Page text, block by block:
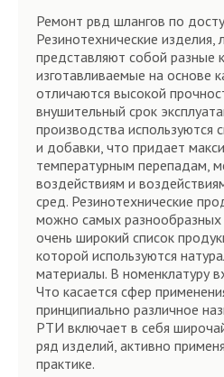
Ремонт рвд шлангов по
Резинотехнические
представляют собой разные
изготавливаемые на основе
отличаются высокой
внушительный срок
производства используются
и добавки, что придает
температурным перепадам,
воздействиям и
сред. Резинотехнические
можно самых
очень широкий список
которой используются
материалы. В номенклатуру
Что касается сфер
принципиально различное
РТИ включает в себя
ряд изделий, активно
практике.